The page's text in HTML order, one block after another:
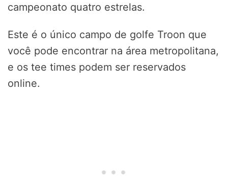
campeonato quatro estrelas.
Este é o único campo de golfe Troon que
você pode encontrar na área metropolitana,
e os tee times podem ser reservados
online.